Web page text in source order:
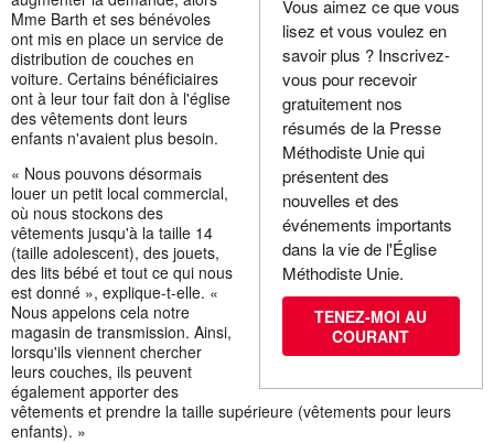
Vous aimez ce que vous
lisez et vous voulez en
savoir plus ? Inscrivez-
vous pour recevoir
gratuitement nos
résumés de la Presse
Méthodiste Unie qui
présentent des
nouvelles et des
événements importants
dans la vie de l'Église
Méthodiste Unie.
TENEZ-MOI AU
COURANT
Mme Barth et ses bénévoles
ont mis en place un service de
distribution de couches en
voiture. Certains bénéficiaires
ont à leur tour fait don à l'église
des vêtements dont leurs
enfants n'avaient plus besoin.
« Nous pouvons désormais
louer un petit local commercial,
où nous stockons des
vêtements jusqu'à la taille 14
(taille adolescent), des jouets,
des lits bébé et tout ce qui nous
est donné », explique-t-elle. «
Nous appelons cela notre
magasin de transmission. Ainsi,
lorsqu'ils viennent chercher
leurs couches, ils peuvent
également apporter des
vêtements et prendre la taille supérieure (vêtements pour leurs
enfants). »